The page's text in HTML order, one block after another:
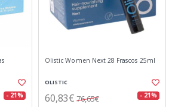
- 21%
Olistic Women Next 28 Frascos 25ml
OLISTIC
60,83€ 76,65€ - 21%